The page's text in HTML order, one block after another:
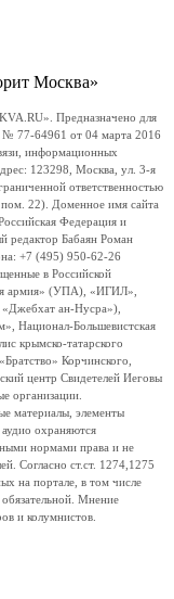
Москва»
Предназначено для
№ 77-64961 от 04 марта 2016
информационных
123298, Москва, ул. 3-я
ответственностью
22). Доменное имя сайта
Федерация и
редактор Бабаян Роман
+7 (495) 950-62-26
в Российской
армия» (УПА), «ИГИЛ»,
ан-Нусра»),
Национал-Большевистская
крымско-татарского
Корчинского,
центр Свидетелей Иеговы
организации.
материалы, элементы
охраняются
нормами права и не
Согласно ст.ст. 1274,1275
на портале, в том числе
обязательной. Мнение
и колумнистов.